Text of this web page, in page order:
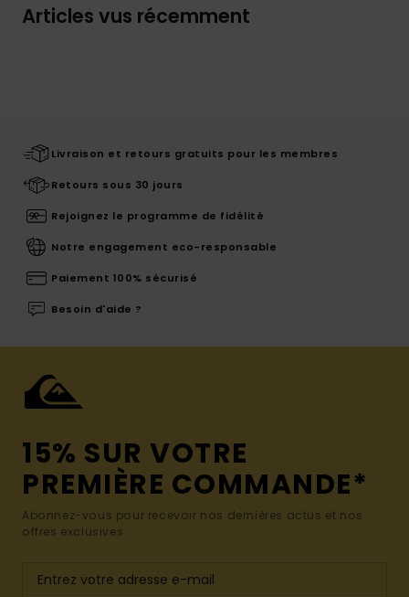
Articles vus récemment
Livraison et retours gratuits pour les membres
Retours sous 30 jours
Rejoignez le programme de fidélité
Notre engagement eco-responsable
Paiement 100% sécurisé
Besoin d'aide ?
15% SUR VOTRE
PREMIÈRE COMMANDE*
Abonnez-vous pour recevoir nos dernières actus et nos
offres exclusives.